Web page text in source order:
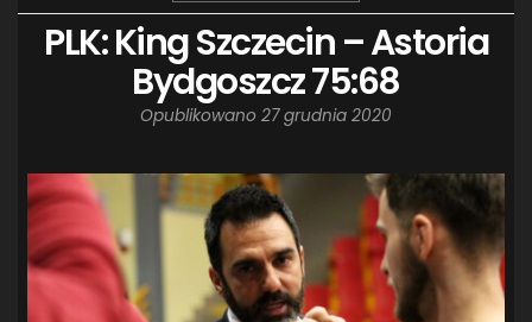
PLK: King Szczecin – Astoria
Bydgoszcz 75:68
Opublikowano 27 grudnia 2020